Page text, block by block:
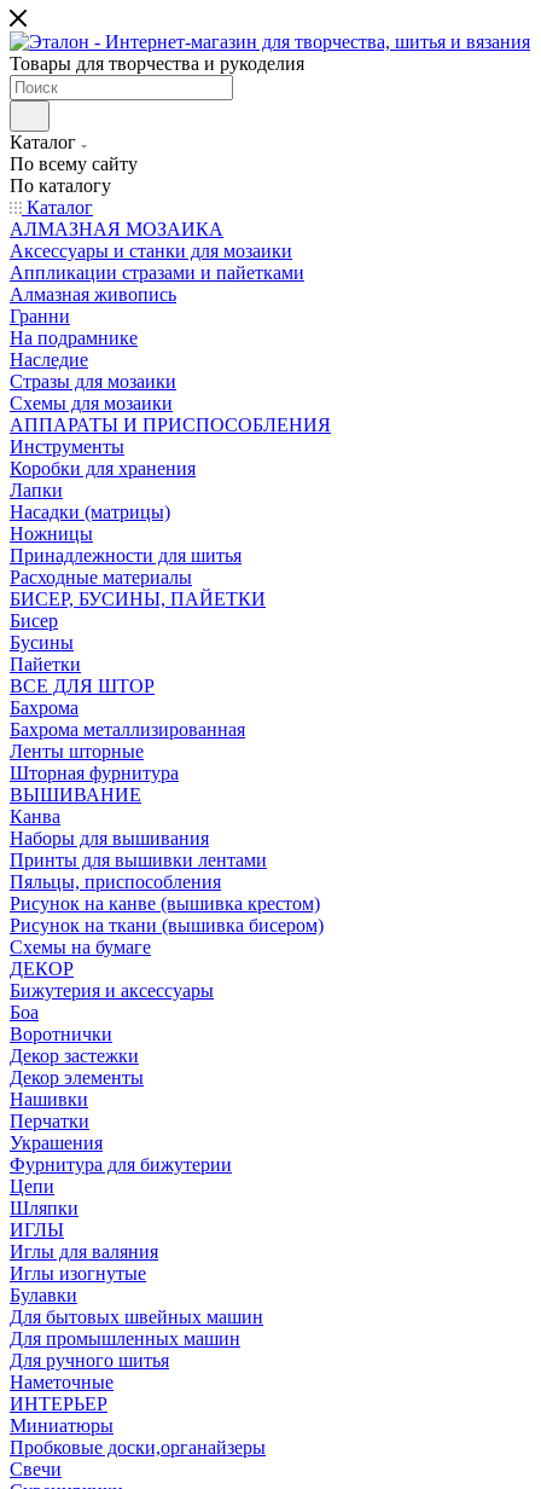
Товары для творчества и рукоделия
Каталог
По всему сайту
По каталогу
Каталог
АЛМАЗНАЯ МОЗАИКА
Аксессуары и станки для мозаики
Аппликации стразами и пайетками
Алмазная живопись
Гранни
На подрамнике
Наследие
Стразы для мозаики
Схемы для мозаики
АППАРАТЫ И ПРИСПОСОБЛЕНИЯ
Инструменты
Коробки для хранения
Лапки
Насадки (матрицы)
Ножницы
Принадлежности для шитья
Расходные материалы
БИСЕР, БУСИНЫ, ПАЙЕТКИ
Бисер
Бусины
Пайетки
ВСЕ ДЛЯ ШТОР
Бахрома
Бахрома металлизированная
Ленты шторные
Шторная фурнитура
ВЫШИВАНИЕ
Канва
Наборы для вышивания
Принты для вышивки лентами
Пяльцы, приспособления
Рисунок на канве (вышивка крестом)
Рисунок на ткани (вышивка бисером)
Схемы на бумаге
ДЕКОР
Бижутерия и аксессуары
Боа
Воротнички
Декор застежки
Декор элементы
Нашивки
Перчатки
Украшения
Фурнитура для бижутерии
Цепи
Шляпки
ИГЛЫ
Иглы для валяния
Иглы изогнутые
Булавки
Для бытовых швейных машин
Для промышленных машин
Для ручного шитья
Наметочные
ИНТЕРЬЕР
Миниатюры
Пробковые доски,органайзеры
Свечи